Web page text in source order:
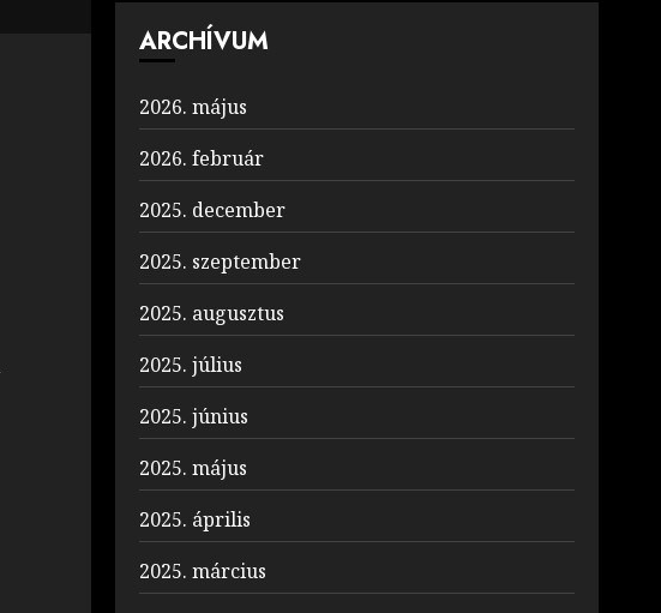
ARCHÍVUM
2026. május
2026. február
2025. december
2025. szeptember
2025. augusztus
2025. július
2025. június
2025. május
2025. április
2025. március